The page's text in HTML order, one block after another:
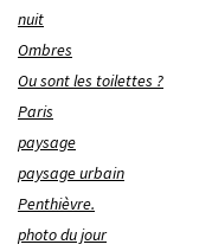
nuit
Ombres
Ou sont les toilettes ?
Paris
paysage
paysage urbain
Penthièvre.
photo du jour